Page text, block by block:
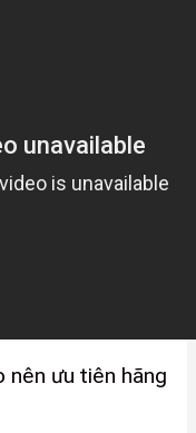
nên ưu tiên hãng